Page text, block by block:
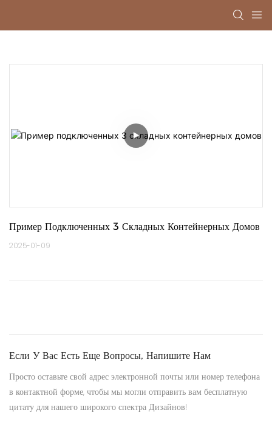
Пример Подключенных 3 Складных Контейнерных Домов
2025-01-09
Если У Вас Есть Еще Вопросы, Напишите Нам
Просто оставьте свой адрес электронной почты или номер телефона
в контактной форме, чтобы мы могли отправить вам бесплатную
цитату для нашего широкого спектра Дизайнов!